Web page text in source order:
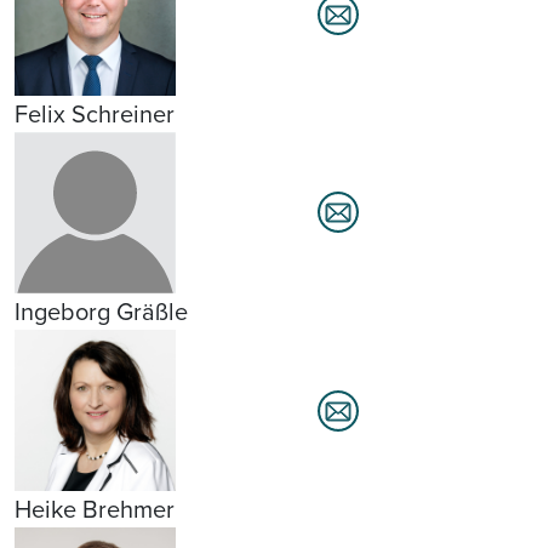
Felix Schreiner
Ingeborg Gräßle
Heike Brehmer